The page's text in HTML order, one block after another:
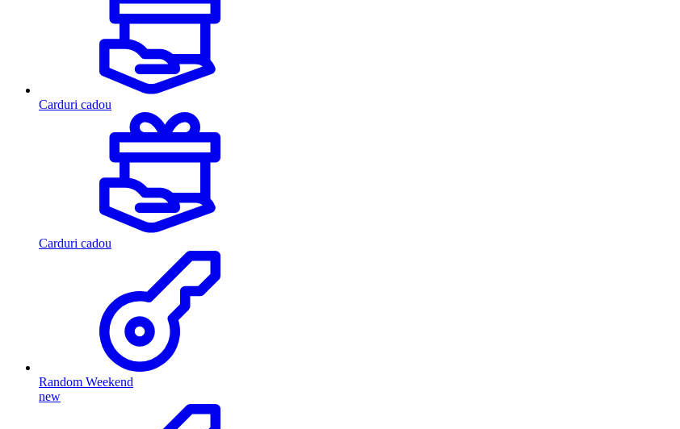
Carduri cadou
Carduri cadou
Random Weekend
new